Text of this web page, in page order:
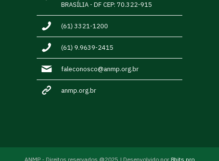
BRASÍLIA - DF CEP: 70.322-915
(61) 3321-1200
(61) 9.9639-2415
faleconosco@anmp.org.br
anmp.org.br
ANMP - Direitos reservados @2025 | Desenvolvido por 8bits.pro